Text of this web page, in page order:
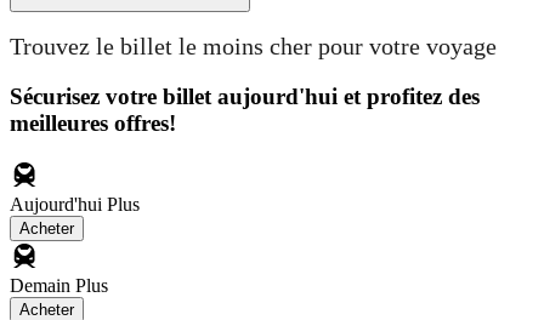
Trouvez le billet le moins cher pour votre voyage
Sécurisez votre billet aujourd'hui et profitez des
meilleures offres!
Aujourd'hui Plus
Acheter
Demain Plus
Acheter